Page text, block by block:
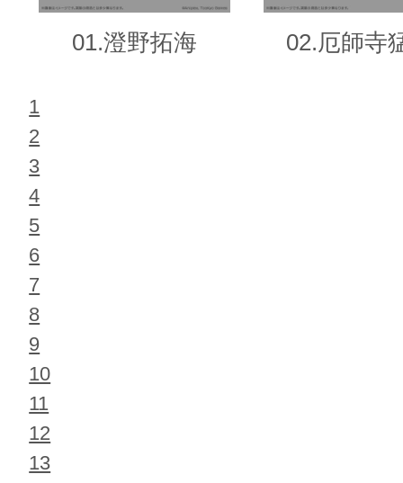
01.澄野拓海 02.厄師寺
1
2
3
4
5
6
7
8
9
10
11
12
13